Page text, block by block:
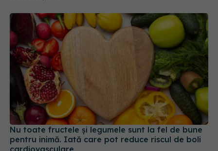
Nu toate fructele și legumele sunt la fel de bune
pentru inimă. Iată care pot reduce riscul de boli
cardiovasculare
09 iun 2026, 18:40